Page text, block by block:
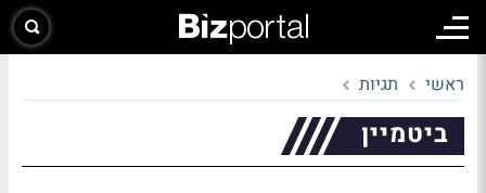
ראשי תגיות
ביטמיין